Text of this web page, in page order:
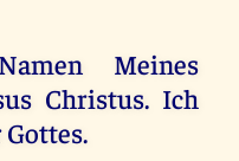
Meines
Christus. Ich